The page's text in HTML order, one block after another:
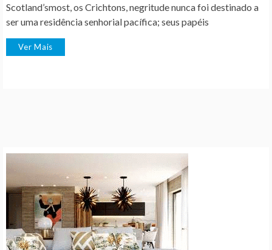
Scotland’smost, os Crichtons, negritude nunca foi destinado a
ser uma residência senhorial pacífica; seus papéis
Ver Mais